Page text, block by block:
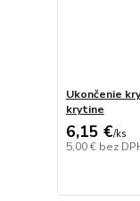
Ukončenie
krytine
6,15 €/ks
5,00 € bez